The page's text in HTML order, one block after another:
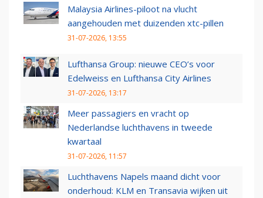
Malaysia Airlines-piloot na vlucht
aangehouden met duizenden xtc-pillen
31-07-2026, 13:55
Lufthansa Group: nieuwe CEO’s voor
Edelweiss en Lufthansa City Airlines
31-07-2026, 13:17
Meer passagiers en vracht op
Nederlandse luchthavens in tweede
kwartaal
31-07-2026, 11:57
Luchthavens Napels maand dicht voor
onderhoud: KLM en Transavia wijken uit